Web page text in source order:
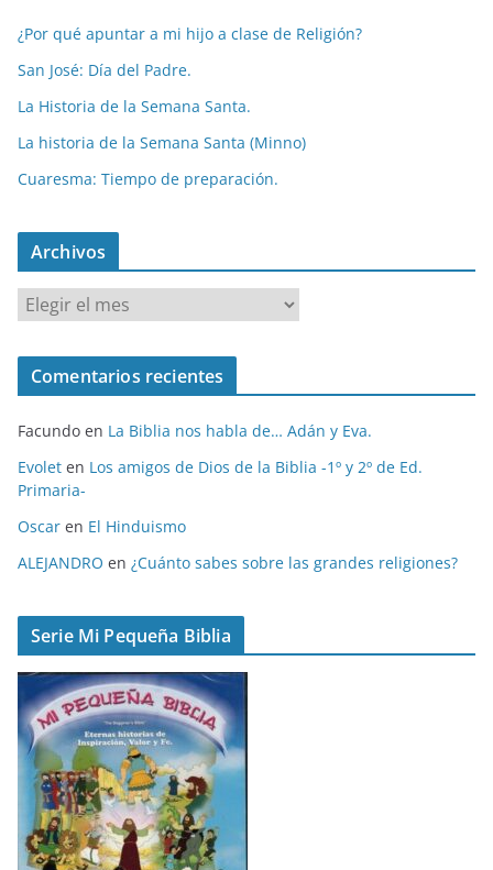
¿Por qué apuntar a mi hijo a clase de Religión?
San José: Día del Padre.
La Historia de la Semana Santa.
La historia de la Semana Santa (Minno)
Cuaresma: Tiempo de preparación.
Archivos
r
c
v
o
s
Comentarios recientes
Facundo en La Biblia nos habla de… Adán y Eva.
Evolet en Los amigos de Dios de la Biblia -1º y 2º de Ed.
Primaria-
Oscar en El Hinduismo
ALEJANDRO en ¿Cuánto sabes sobre las grandes religiones?
Serie Mi Pequeña Biblia